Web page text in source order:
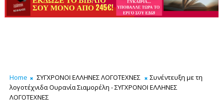
Home ΣΥΓΧΡΟΝΟΙ ΕΛΛΗΝΕΣ ΛΟΓΟΤΕΧΝΕΣ
Συνέντευξη με τη
λογοτέχνιδα Ουρανία Σιαμορέλη - ΣΥΓΧΡΟΝΟΙ ΕΛΛΗΝΕΣ
ΛΟΓΟΤΕΧΝΕΣ